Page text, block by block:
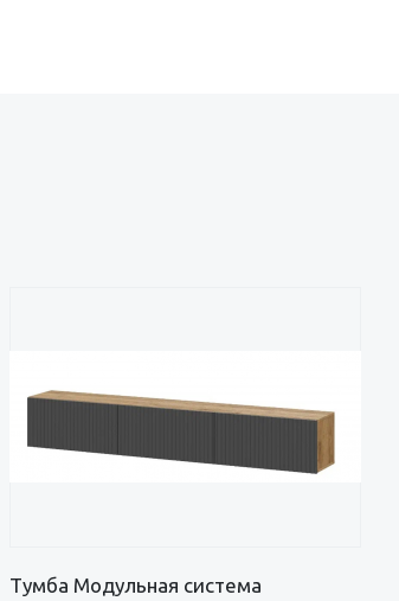
Тумба Модульная система